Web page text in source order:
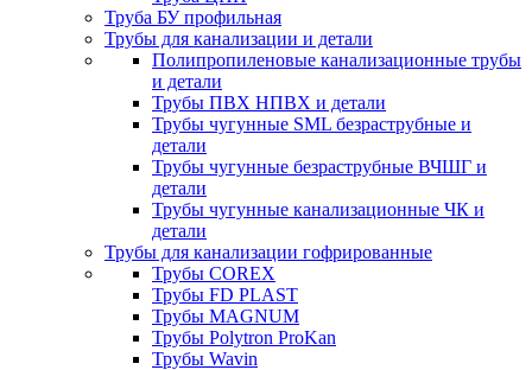
Труба БУ профильная
Трубы для канализации и детали
Полипропиленовые канализационные трубы
и детали
Трубы ПВХ НПВХ и детали
Трубы чугунные SML безраструбные и
детали
Трубы чугунные безраструбные ВЧШГ и
детали
Трубы чугунные канализационные ЧК и
детали
Трубы для канализации гофрированные
Трубы COREX
Трубы FD PLAST
Трубы MAGNUM
Трубы Polytron ProKan
Трубы Wavin